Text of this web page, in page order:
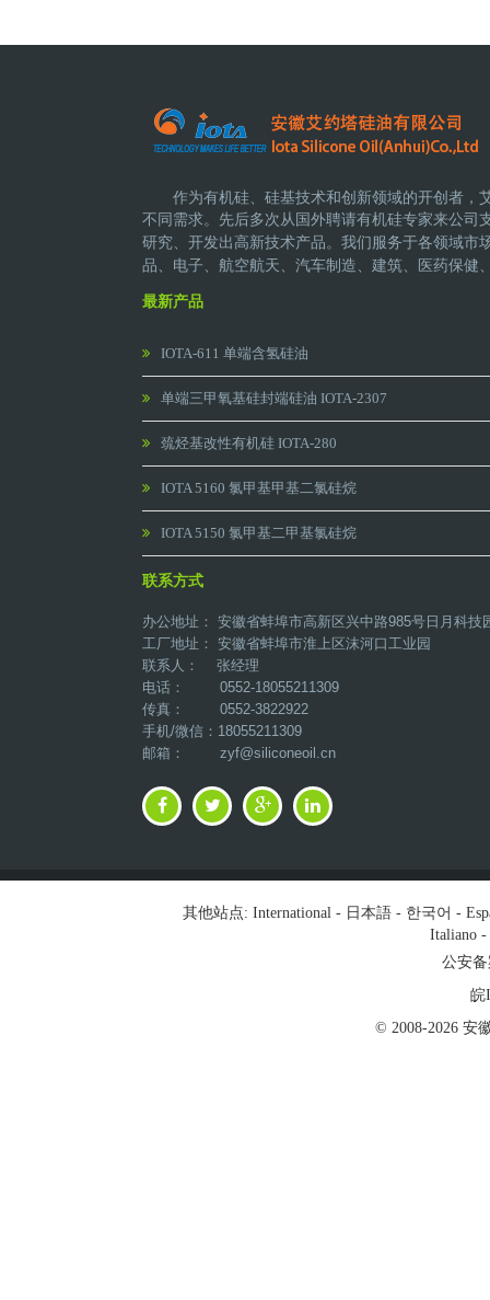
作为有机硅、硅基技术和创新领域的开创者，
不同需求。先后多次从国外聘请有机硅专家来公司
研究、开发出高新技术产品。 我们服务于各领域市
品、电子、航空航天、汽车制造、建筑、医药保健
最新产品
IOTA-611 单端含氢硅油
单端三甲氧基硅封端硅油 IOTA-2307
巯烃基改性有机硅 IOTA-280
IOTA 5160 氯甲基甲基二氯硅烷
IOTA 5150 氯甲基二甲基氯硅烷
联系方式
办公地址： 安徽省蚌埠市高新区兴中路985号日月科技
工厂地址： 安徽省蚌埠市淮上区沫河口工业园
联系人： 张经理
电话： 0552-18055211309
传真： 0552-3822922
手机/微信：18055211309
邮箱： zyf@siliconeoil.cn
其他站点: International- 日本語- 한국어 -
Italiano-
公安备
皖
© 2008-2026 安